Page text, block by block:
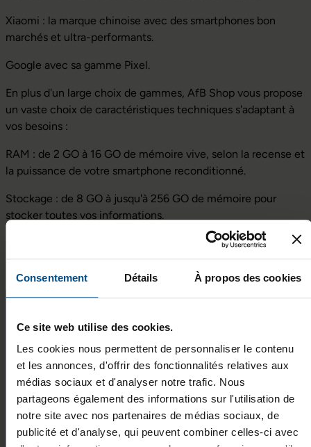
Consentement Détails À propos des cookies
Ce site web utilise des cookies.
Les cookies nous permettent de personnaliser le contenu
et les annonces, d'offrir des fonctionnalités relatives aux
médias sociaux et d'analyser notre trafic. Nous
partageons également des informations sur l'utilisation de
notre site avec nos partenaires de médias sociaux, de
publicité et d'analyse, qui peuvent combiner celles-ci avec
Xiaomi : la marque chinoise avec des smartphones bon
marchés et ultra-performants.
Google avec sa gamme Pixel.
En plus d'un large choix de gammes, AfB Shop vous propose
un vaste choix de caractéristiques techniques s'adaptant à
vos besoins :
RAM : de 2 GO à 16 GO de mémoire vive, selon la recense et
la puissance de votre smartphone reconditionné.
Stockage : de 8 GO à jusqu'à 256 GO de mémoire pour
stocker toutes vos informations.
Si je veux acheter un smartphone reconditionné à
Lors de l'achat d'un smartphone reconditionné, il est
important de prendre en compte plusieurs éléments :
Source du produit : Optez pour l'achat d'un
smartphone reconditionné auprès d'un revendeur
spécialisé plutôt que d'acheteurs particuliers. Les
sociétés spécialisées dans le reconditionnement